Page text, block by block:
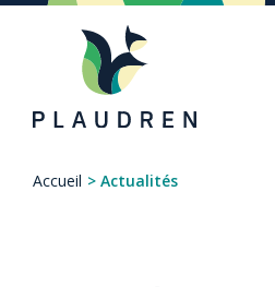
Aller
contenu
principal
Accueil > Actualités